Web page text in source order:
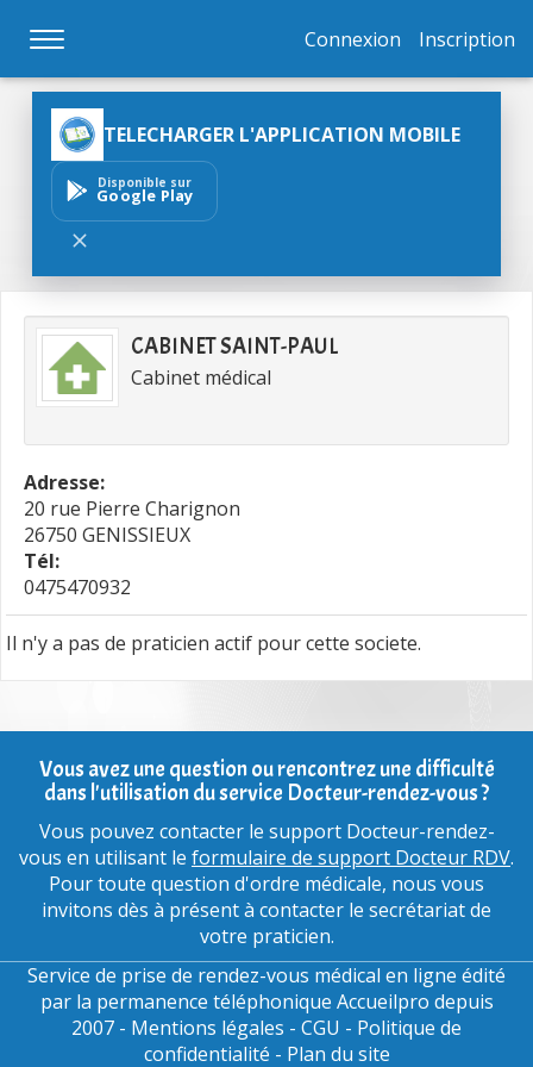
Connexion Inscription
TELECHARGER L'APPLICATION MOBILE
Disponible sur
Google Play
CABINET SAINT-PAUL
Cabinet médical
Adresse:
20 rue Pierre Charignon
26750 GENISSIEUX
Tél:
0475470932
Il n'y a pas de praticien actif pour cette societe.
Vous avez une question ou rencontrez une difficulté
dans l'utilisation du service Docteur-rendez-vous ?
Vous pouvez contacter le support Docteur-rendez-
vous en utilisant le formulaire de support Docteur RDV.
Pour toute question d'ordre médicale, nous vous
invitons dès à présent à contacter le secrétariat de
votre praticien.
Service de prise de rendez-vous médical en ligne édité
par la permanence téléphonique Accueilpro depuis
2007 - Mentions légales - CGU - Politique de
confidentialité - Plan du site